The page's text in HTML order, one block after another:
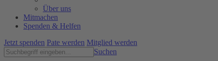
Über uns
Mitmachen
Spenden & Helfen
Jetzt spenden Pate werden Mitglied werden
Suchen